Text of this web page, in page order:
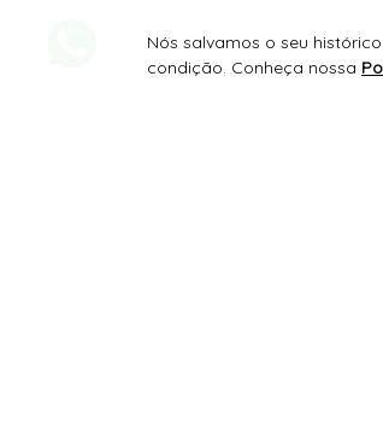
Nós salvamos o seu
condição. Conheça nossa